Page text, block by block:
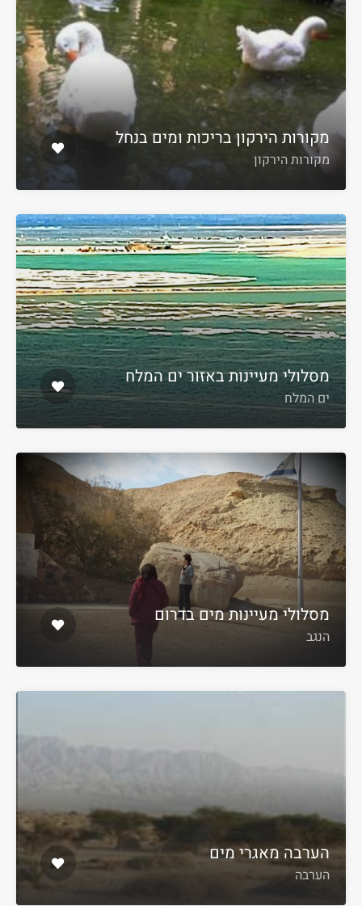
מקורות הירקון בריכות ומים בנחל
מקורות הירקון
מסלולי מעיינות באזור ים המלח
ים המלח
מסלולי מעיינות מים בדרום
הנגב
הערבה מאגרי מים
הערבה